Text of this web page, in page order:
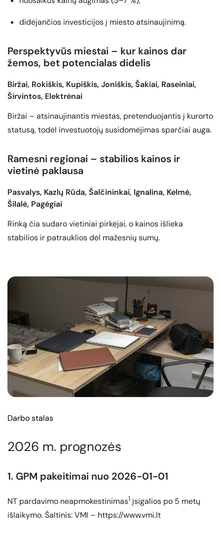
didėjančios investicijos į miesto atsinaujinimą.
Perspektyvūs miestai – kur kainos dar
žemos, bet potencialas didelis
Biržai, Rokiškis, Kupiškis, Joniškis, Šakiai, Raseiniai,
Širvintos, Elektrėnai
Biržai – atsinaujinantis miestas, pretenduojantis į kurorto
statusą, todėl investuotojų susidomėjimas sparčiai auga.
Ramesni regionai – stabilios kainos ir
vietinė paklausa
Pasvalys, Kazlų Rūda, Šalčininkai, Ignalina, Kelmė,
Šilalė, Pagėgiai
Rinką čia sudaro vietiniai pirkėjai, o kainos išlieka
stabilios ir patrauklios dėl mažesnių sumų.
Darbo stalas
2026 m. prognozės
1. GPM pakeitimai nuo 2026-01-01
NT pardavimo neapmokestinimas1 įsigalios po 5 metų
išlaikymo. Šaltinis: VMI – https://www.vmi.lt